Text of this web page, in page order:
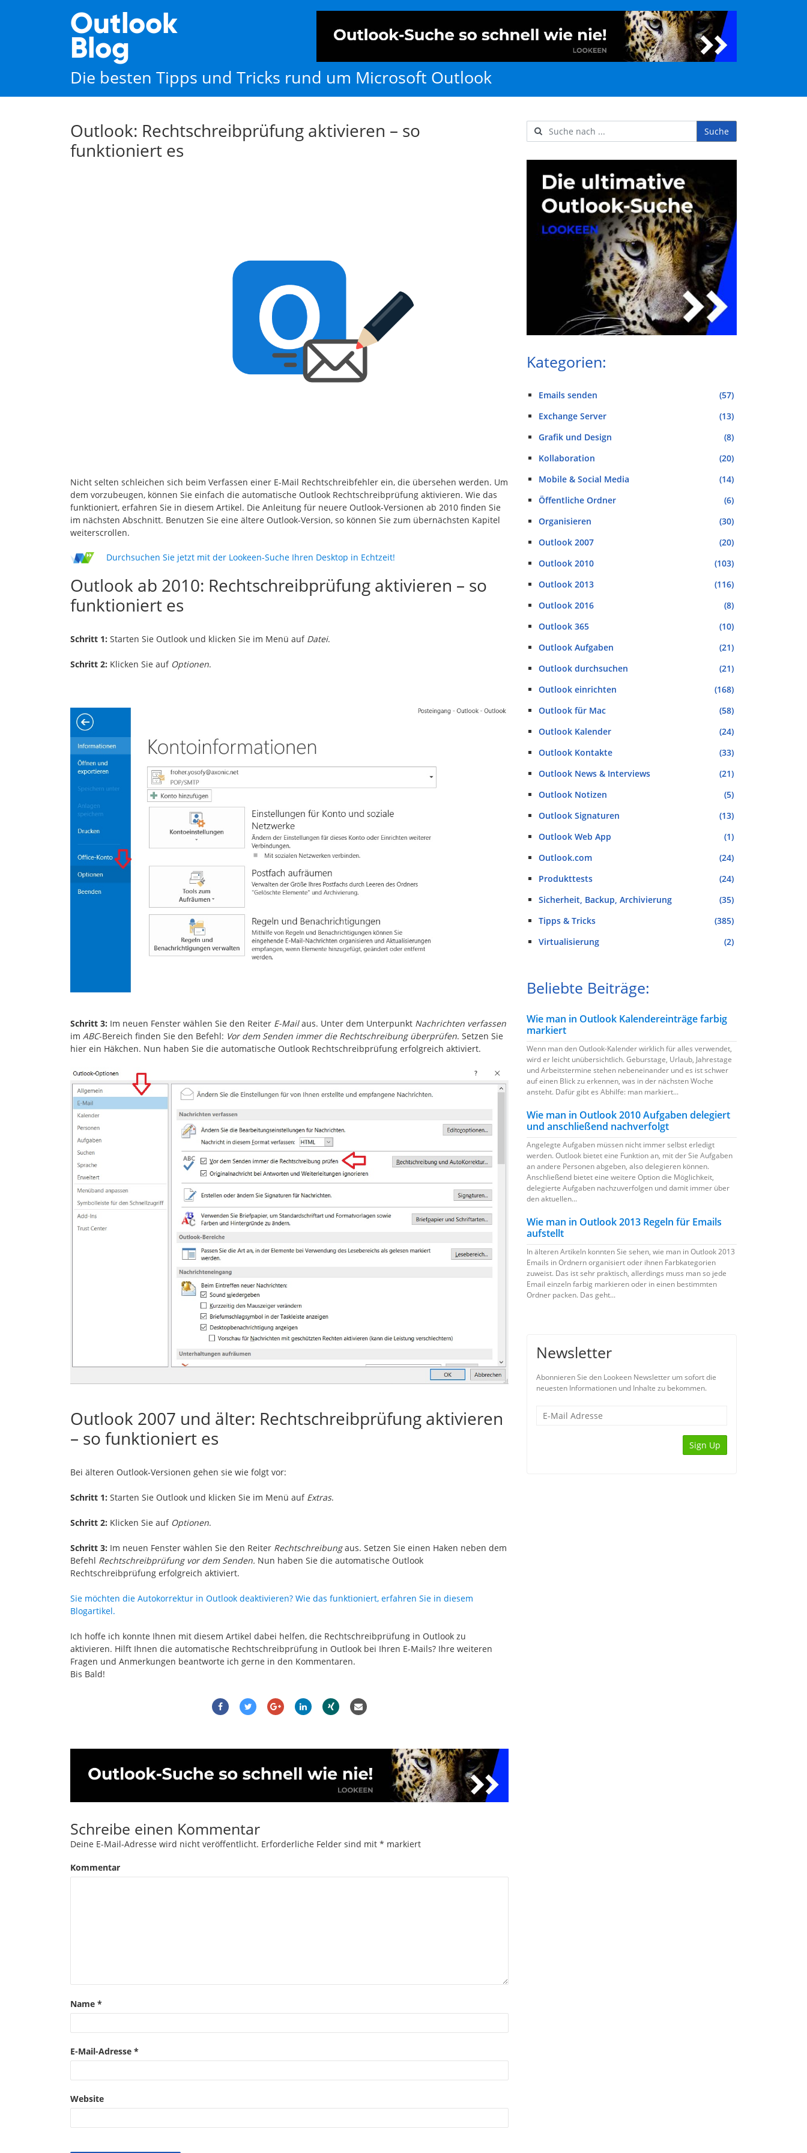
Outlook
Blog
Die besten Tipps und Tricks rund um Microsoft Outlook
Outlook: Rechtschreibprüfung aktivieren – so
funktioniert es
Nicht selten schleichen sich beim Verfassen einer E-Mail Rechtschreibfehler ein, die übersehen werden. Um
dem vorzubeugen, können Sie einfach die automatische Outlook Rechtschreibprüfung aktivieren. Wie das
funktioniert, erfahren Sie in diesem Artikel. Die Anleitung für neuere Outlook-Versionen ab 2010 finden Sie
im nächsten Abschnitt. Benutzen Sie eine ältere Outlook-Version, so können Sie zum übernächsten Kapitel
weiterscrollen.
Durchsuchen Sie jetzt mit der Lookeen-Suche Ihren Desktop in Echtzeit!
Outlook ab 2010: Rechtschreibprüfung aktivieren – so
funktioniert es
Schritt 1: Starten Sie Outlook und klicken Sie im Menü auf Datei.
Schritt 2: Klicken Sie auf Optionen.
Schritt 3: Im neuen Fenster wählen Sie den Reiter E-Mailaus. Unter dem Unterpunkt Nachrichten verfassen
im ABC-Bereich finden Sie den Befehl: Vor dem Senden immer die Rechtschreibung überprüfen. Setzen Sie
hier ein Häkchen. Nun haben Sie die automatische Outlook Rechtschreibprüfung erfolgreich aktiviert.
Outlook 2007 und älter: Rechtschreibprüfung aktivieren
– so funktioniert es
Bei älteren Outlook-Versionen gehen sie wie folgt vor:
Schritt 1: Starten Sie Outlook und klicken Sie im Menü auf Extras.
Schritt 2: Klicken Sie auf Optionen.
Schritt 3: Im neuen Fenster wählen Sie den Reiter Rechtschreibungaus. Setzen Sie einen Haken neben dem
Befehl Rechtschreibprüfung vor dem Senden. Nun haben Sie die automatische Outlook
Rechtschreibprüfung erfolgreich aktiviert.
Sie möchten die Autokorrektur in Outlook deaktivieren? Wie das funktioniert, erfahren Sie in diesem
Blogartikel.
Ich hoffe ich konnte Ihnen mit diesem Artikel dabei helfen, die Rechtschreibprüfung in Outlook zu
aktivieren. Hilft Ihnen die automatische Rechtschreibprüfung in Outlook bei Ihren E-Mails? Ihre weiteren
Fragen und Anmerkungen beantworte ich gerne in den Kommentaren.
Bis Bald!
Schreibe einen Kommentar
Deine E-Mail-Adresse wird nicht veröffentlicht. Erforderliche Felder sind mit * markiert
Kommentar
Name *
E-Mail-Adresse *
Website
Username
Suche
Kategorien:
Emails senden
(57)
Exchange Server
(13)
Grafik und Design
(8)
Kollaboration
(20)
Mobile & Social Media
(14)
Öffentliche Ordner
(6)
Organisieren
(30)
Outlook 2007
(20)
Outlook 2010
(103)
Outlook 2013
(116)
Outlook 2016
(8)
Outlook 365
(10)
Outlook Aufgaben
(21)
Outlook durchsuchen
(21)
Outlook einrichten
(168)
Outlook für Mac
(58)
Outlook Kalender
(24)
Outlook Kontakte
(33)
Outlook News & Interviews
(21)
Outlook Notizen
(5)
Outlook Signaturen
(13)
Outlook Web App
(1)
Outlook.com
(24)
Produkttests
(24)
Sicherheit, Backup, Archivierung
(35)
Tipps & Tricks
(385)
Virtualisierung
(2)
Beliebte Beiträge:
Wie man in Outlook Kalendereinträge farbig
markiert
Wenn man den Outlook-Kalender wirklich für alles verwendet,
wird er leicht unübersichtlich. Geburstage, Urlaub, Jahrestage
und Arbeitstermine stehen nebeneinander und es ist schwer
auf einen Blick zu erkennen, was in der nächsten Woche
ansteht. Dafür gibt es Abhilfe: man markiert...
Wie man in Outlook 2010 Aufgaben delegiert
und anschließend nachverfolgt
Angelegte Aufgaben müssen nicht immer selbst erledigt
werden. Outlook bietet eine Funktion an, mit der Sie Aufgaben
an andere Personen abgeben, also delegieren können.
Anschließend bietet eine weitere Option die Möglichkeit,
delegierte Aufgaben nachzuverfolgen und damit immer über
den aktuellen...
Wie man in Outlook 2013 Regeln für Emails
aufstellt
In älteren Artikeln konnten Sie sehen, wie man in Outlook 2013
Emails in Ordnern organisiert oder ihnen Farbkategorien
zuweist. Das ist sehr praktisch, allerdings muss man so jede
Email einzeln farbig markieren oder in einen bestimmten
Ordner packen. Das geht...
Newsletter
Abonnieren Sie den Lookeen Newsletter um sofort die
neuesten Informationen und Inhalte zu bekommen.
Sign Up